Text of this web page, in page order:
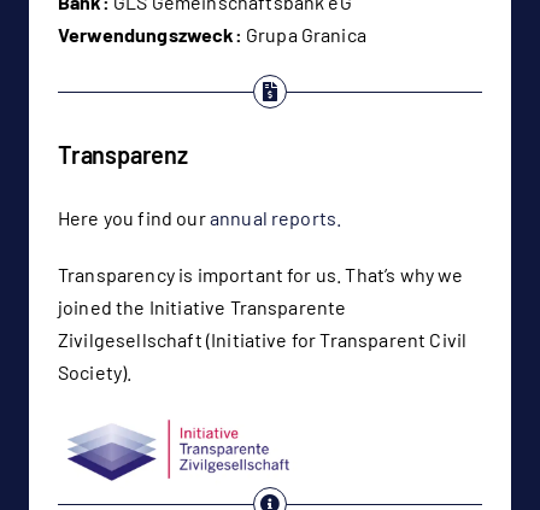
Verwendungszweck: Grupa Granica
Transparenz
Here you find ourannual reports.
Transparency is important for us. That’s why we
joined the Initiative Transparente
Zivilgesellschaft (Initiative for Transparent Civil
Society).